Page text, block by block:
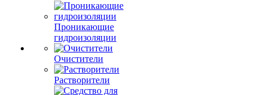
Проникающие
гидроизоляции
Очистители
Растворители